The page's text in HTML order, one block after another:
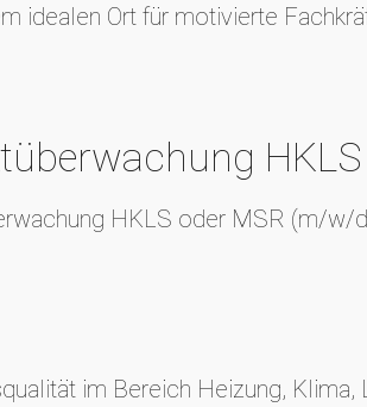
idealen Ort für motivierte
HKLS oder MSR (m/w/
im Bereich Heizung,